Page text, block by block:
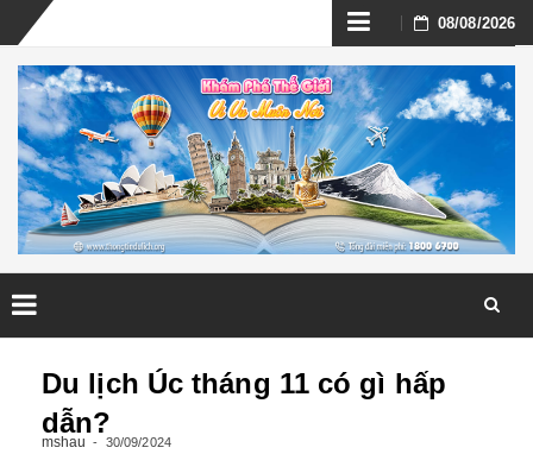
Skip
to
content
08/08/2026
Du lịch Úc tháng 11 có gì hấp
dẫn?
mshau 30/09/2024